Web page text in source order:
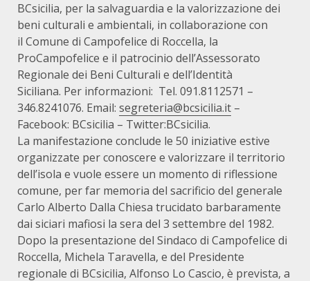
BCsicilia, per la salvaguardia e la valorizzazione dei
beni culturali e ambientali, in collaborazione con
il Comune di Campofelice di Roccella, la
ProCampofelice e il patrocinio dell’Assessorato
Regionale dei Beni Culturali e dell’Identità
Siciliana. Per informazioni: Tel. 091.8112571 –
346.8241076. Email: segreteria@bcsicilia.it –
Facebook: BCsicilia – Twitter:BCsicilia.
La manifestazione conclude le 50 iniziative estive
organizzate per conoscere e valorizzare il territorio
dell’isola e vuole essere un momento di riflessione
comune, per far memoria del sacrificio del generale
Carlo Alberto Dalla Chiesa trucidato barbaramente
dai siciari mafiosi la sera del 3 settembre del 1982.
Dopo la presentazione del Sindaco di Campofelice di
Roccella, Michela Taravella, e del Presidente
regionale di BCsicilia, Alfonso Lo Cascio, è prevista, a